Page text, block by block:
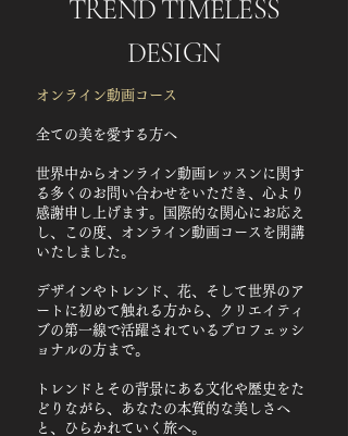
TREND TIMELESS
DESIGN
​オンライン動画コース
全ての美を愛する方へ
世界中からオンライン動画レッスンに関す
る多くのお問い合わせをいただき、心より
感謝申し上げます。国際的な関心にお応え
し、この度、オンライン動画コースを開講
いたしました。
デザインやトレンド、花、そして世界のア
ートに初めて触れる方から、クリエイティ
ブの第一線で活躍されているプロフェッシ
ョナルの方まで。
トレンドとその背景にある文化や歴史をた
どりながら、あなたの本質的な美しさへ
と、ひらかれていく旅へ。